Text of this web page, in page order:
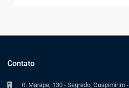
Contato
R. Marape, 130 - Segredo, Guapimirim